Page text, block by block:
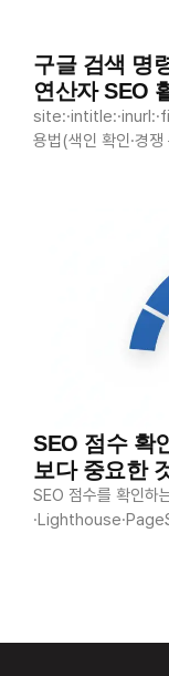
구글 검색 명
연산자 SEO
용법(색인 확인·경
SEO 점수 확
보다 중요한
SEO 점수를 확인하